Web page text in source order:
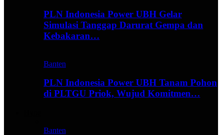
PLN Indonesia Power UBH Gelar
Simulasi Tanggap Darurat Gempa dan
Kebakaran…
Banten
PLN Indonesia Power UBH Tanam Pohon
di PLTGU Priok, Wujud Komitmen…
Banten